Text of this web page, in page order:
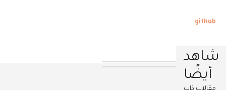
github
شاهد
أيضًا